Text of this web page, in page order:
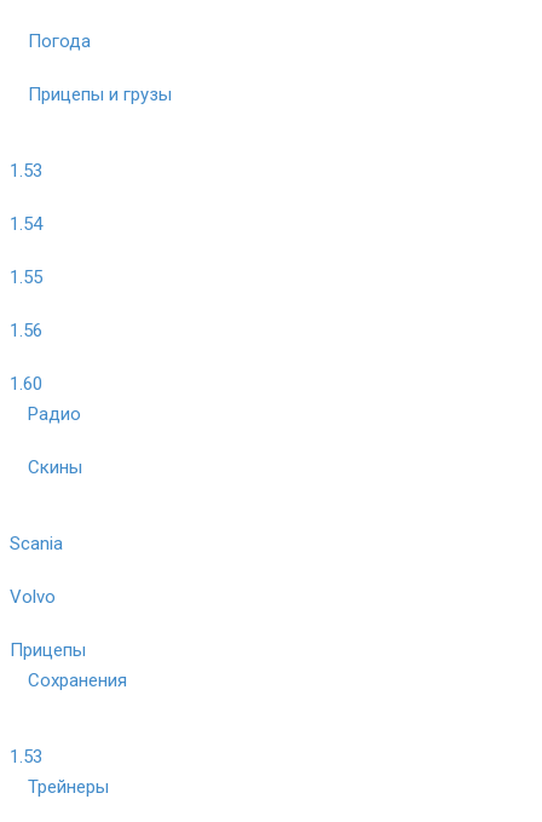
Погода
Прицепы и грузы
1.53
1.54
1.55
1.56
1.60
Радио
Скины
Scania
Volvo
Прицепы
Сохранения
1.53
Трейнеры